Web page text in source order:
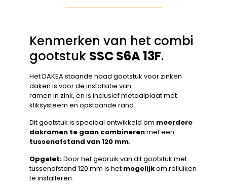
Kenmerken van het combi
gootstuk SSC S6A 13F.
Het DAKEA staande naad gootstuk voor zinken
daken is voor de installatie van
ramen in zink, en is inclusief metaalplaat met
kliksysteem en opstaande rand.
Dit gootstuk is speciaal ontwikkeld om meerdere
dakramen te gaan combinerenmet een
tussenafstand van 120 mm.
Opgelet:Door het gebruik van dit gootstuk met
tussenafstand 120 mm is het mogelijkom rolluiken
te installeren.